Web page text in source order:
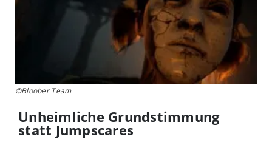
©Bloober Team
Unheimliche Grundstimmung
statt Jumpscares